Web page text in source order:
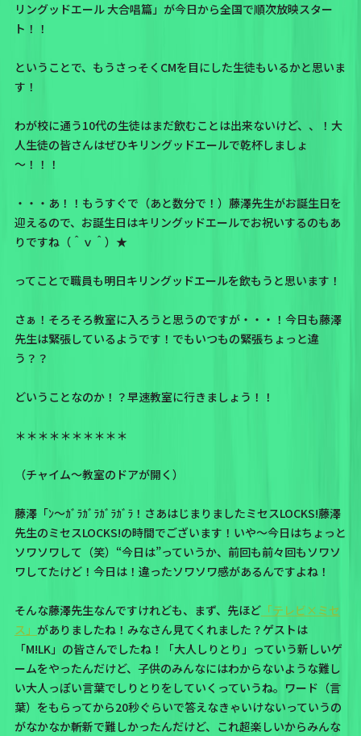
リングッドエール 大合唱篇」が今日から全国で順次放映スター
ト！！
ということで、もうさっそくCMを目にした生徒もいるかと思いま
す！
わが校に通う10代の生徒はまだ飲むことは出来ないけど、、！大
人生徒の皆さんはぜひキリングッドエールで乾杯しましょ
～！！！
・・・あ！！もうすぐで（あと数分で！）藤澤先生がお誕生日を
迎えるので、お誕生日はキリングッドエールでお祝いするのもあ
りですね（＾ｖ＾）★
ってことで職員も明日キリングッドエールを飲もうと思います！
さぁ！そろそろ教室に入ろうと思うのですが・・・！今日も藤澤
先生は緊張しているようです！でもいつもの緊張ちょっと違
う？？
どいうことなのか！？早速教室に行きましょう！！
＊＊＊＊＊＊＊＊＊＊
（チャイム～教室のドアが開く）
藤澤「ﾝ〜ｶﾞﾗｶﾞﾗｶﾞﾗｶﾞﾗ！さあはじまりましたミセスLOCKS!藤澤
先生のミセスLOCKS!の時間でございます！いや〜今日はちょっと
ソワソワして（笑）“今日は”っていうか、前回も前々回もソワソ
ワしてたけど！今日は！違ったソワソワ感があるんですよね！
そんな藤澤先生なんですけれども、まず、先ほど「テレビ×ミセ
ス」 がありましたね！みなさん見てくれました？ゲストは
「M!LK」の皆さんでしたね！「大人しりとり」っていう新しいゲ
ームをやったんだけど、子供のみんなにはわからないような難し
い大人っぽい言葉でしりとりをしていくっていうね。ワード（言
葉）をもらってから20秒ぐらいで答えなきゃいけないっていうの
がなかなか斬新で難しかったんだけど、これ超楽しいからみんな